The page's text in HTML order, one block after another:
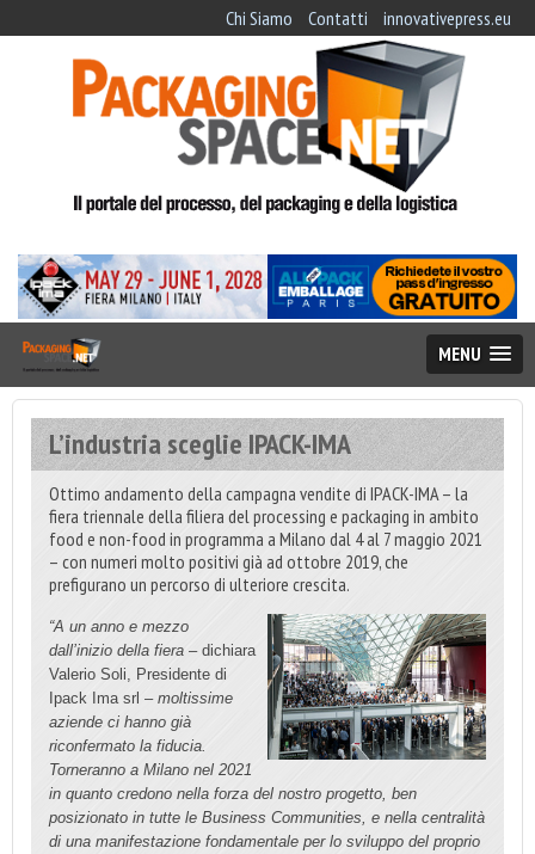
Chi Siamo Contatti innovativepress.eu
MENU
L’industria sceglie IPACK-IMA
Ottimo andamento della campagna vendite di IPACK-IMA – la
fiera triennale della filiera del processing e packaging in ambito
food e non-food in programma a Milano dal 4 al 7 maggio 2021
– con numeri molto positivi già ad ottobre 2019, che
prefigurano un percorso di ulteriore crescita.
“A un anno e mezzo
dall’inizio della fiera – dichiara
Valerio Soli, Presidente di
Ipack Ima srl – moltissime
aziende ci hanno già
riconfermato la fiducia.
Torneranno a Milano nel 2021
in quanto credono nella forza del nostro progetto, ben
posizionato in tutte le Business Communities, e nella centralità
di una manifestazione fondamentale per lo sviluppo del proprio